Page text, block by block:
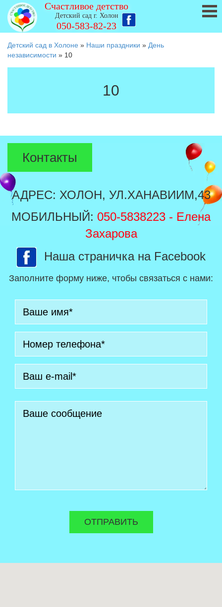
Счастливое детство
Детский сад г. Холон
050-583-82-23
Детский сад в Холоне » Наши праздники » День
независимости » 10
10
Контакты
АДРЕС: ХОЛОН, УЛ.ХАНАВИИМ,43
МОБИЛЬНЫЙ: 050-5838223 - Елена
Захарова
Наша страничка на Facebook
Заполните форму ниже, чтобы связаться с нами: